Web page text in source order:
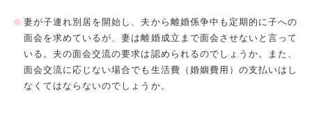
妻が子連れ別居を開始し、夫から離婚係争中も定期的に子への
面会を求めているが、妻は離婚成立まで面会させないと言って
いる。夫の面会交流の要求は認められるのでしょうか。また、
面会交流に応じない場合でも生活費（婚姻費用）の支払いはし
なくてはならないのでしょうか。